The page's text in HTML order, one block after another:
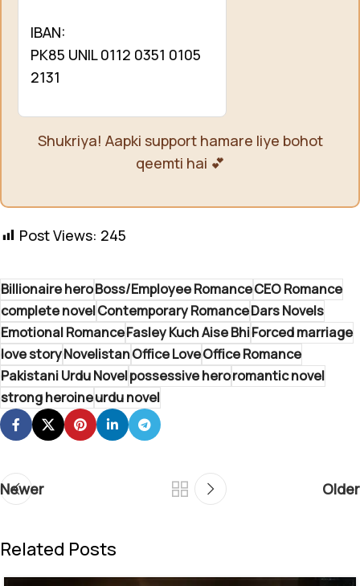
IBAN:
PK85 UNIL 0112 0351 0105
2131
Shukriya! Aapki support hamare liye bohot
qeemti hai 💕
Post Views: 245
Billionaire heroBoss/Employee RomanceCEO Romance
complete novelContemporary RomanceDars Novels
Emotional RomanceFasley Kuch Aise BhiForced marriage
love storyNovelistanOffice LoveOffice Romance
Pakistani Urdu Novelpossessive heroromantic novel
strong heroineurdu novel
Newer Older
Related Posts